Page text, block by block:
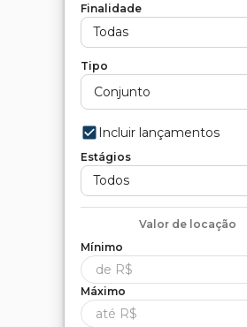
Finalidade
Todas
Tipo
Conjunto
Incluir lançamentos
Estágios
Todos
Valor de locação
Mínimo
Máximo